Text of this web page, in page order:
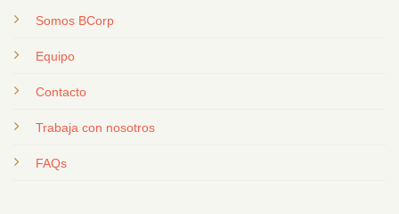
Somos BCorp
Equipo
Contacto
Trabaja con nosotros
FAQs